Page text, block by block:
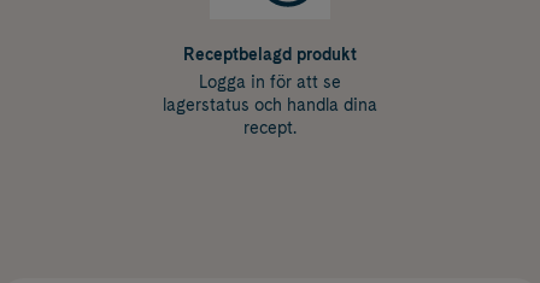
Receptbelagd produkt
Logga in för att se
lagerstatus och handla dina
recept.